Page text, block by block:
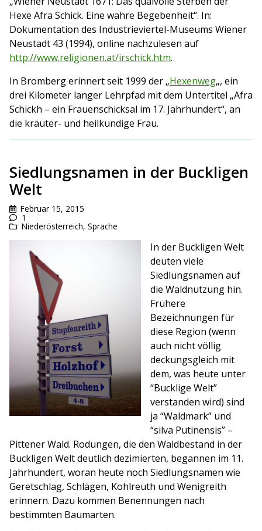
Hexe Afra Schick. Eine wahre Begebenheit“. In:
Dokumentation des Industrieviertel-Museums Wiener
Neustadt 43 (1994), online nachzulesen auf
http://www.religionen.at/irschick.htm.
In Bromberg erinnert seit 1999 der „Hexenweg„, ein
drei Kilometer langer Lehrpfad mit dem Untertitel „Afra
Schickh – ein Frauenschicksal im 17. Jahrhundert“, an
die kräuter- und heilkundige Frau.
Siedlungsnamen in der Buckligen
Welt
Februar 15, 2015
1
Niederösterreich, Sprache
In der Buckligen Welt
deuten viele
Siedlungsnamen auf
die Waldnutzung hin.
Frühere
Bezeichnungen für
diese Region (wenn
auch nicht völlig
deckungsgleich mit
dem, was heute unter
“Bucklige Welt”
verstanden wird) sind
ja “Waldmark” und
“silva Putinensis” –
Pittener Wald. Rodungen, die den Waldbestand in der
Buckligen Welt deutlich dezimierten, begannen im 11.
Jahrhundert, woran heute noch Siedlungsnamen wie
Geretschlag, Schlägen, Kohlreuth und Wenigreith
erinnern. Dazu kommen Benennungen nach
bestimmten Baumarten.